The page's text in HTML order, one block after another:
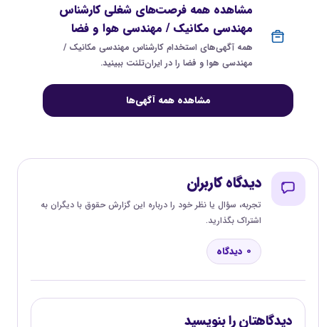
مشاهده همه فرصت‌های شغلی کارشناس
مهندسی مکانیک / مهندسی هوا و فضا
همه آگهی‌های استخدام کارشناس مهندسی مکانیک /
مهندسی هوا و فضا را در ایران‌تلنت ببینید.
مشاهده همه آگهی‌ها
دیدگاه کاربران
تجربه، سؤال یا نظر خود را درباره این گزارش حقوق با دیگران به
اشتراک بگذارید.
0 دیدگاه
دیدگاهتان را بنویسید